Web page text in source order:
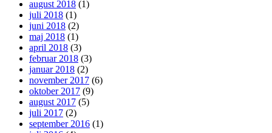
august 2018 (1)
juli 2018 (1)
juni 2018 (2)
maj 2018 (1)
april 2018 (3)
februar 2018 (3)
januar 2018 (2)
november 2017 (6)
oktober 2017 (9)
august 2017 (5)
juli 2017 (2)
september 2016 (1)